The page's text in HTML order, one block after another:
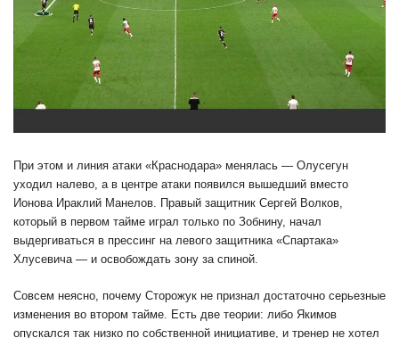
При этом и линия атаки «Краснодара» менялась — Олусегун
уходил налево, а в центре атаки появился вышедший вместо
Ионова Ираклий Манелов. Правый защитник Сергей Волков,
который в первом тайме играл только по Зобнину, начал
выдергиваться в прессинг на левого защитника «Спартака»
Хлусевича — и освобождать зону за спиной.
Совсем неясно, почему Сторожук не признал достаточно серьезные
изменения во втором тайме. Есть две теории: либо Якимов
опускался так низко по собственной инициативе, и тренер не хотел